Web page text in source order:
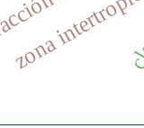
zona